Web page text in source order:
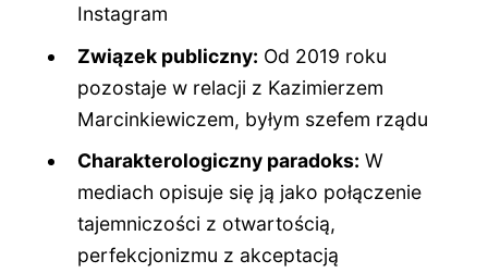
Instagram
Związek publiczny: Od 2019 roku
pozostaje w relacji z Kazimierzem
Marcinkiewiczem, byłym szefem rządu
Charakterologiczny paradoks: W
mediach opisuje się ją jako połączenie
tajemniczości z otwartością,
perfekcjonizmu z akceptacją